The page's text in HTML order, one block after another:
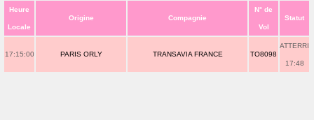
Heure
Locale
Origine Compagnie
N° de
Vol
Statut
17:15:00 PARIS ORLY TRANSAVIA FRANCE TO8098
ATTERRI
17:48